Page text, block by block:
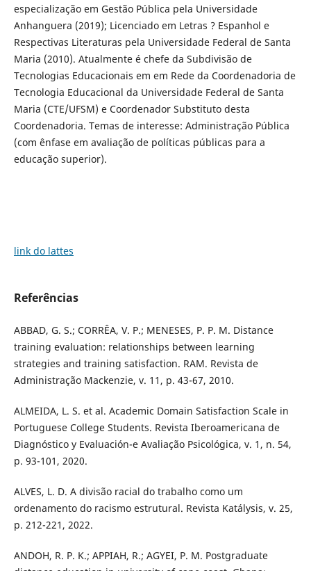
especialização em Gestão Pública pela Universidade
Anhanguera (2019); Licenciado em Letras ? Espanhol e
Respectivas Literaturas pela Universidade Federal de Santa
Maria (2010). Atualmente é chefe da Subdivisão de
Tecnologias Educacionais em em Rede da Coordenadoria de
Tecnologia Educacional da Universidade Federal de Santa
Maria (CTE/UFSM) e Coordenador Substituto desta
Coordenadoria. Temas de interesse: Administração Pública
(com ênfase em avaliação de políticas públicas para a
educação superior).
link do lattes
Referências
ABBAD, G. S.; CORRÊA, V. P.; MENESES, P. P. M. Distance
training evaluation: relationships between learning
strategies and training satisfaction. RAM. Revista de
Administração Mackenzie, v. 11, p. 43-67, 2010.
ALMEIDA, L. S. et al. Academic Domain Satisfaction Scale in
Portuguese College Students. Revista Iberoamericana de
Diagnóstico y Evaluación-e Avaliação Psicológica, v. 1, n. 54,
p. 93-101, 2020.
ALVES, L. D. A divisão racial do trabalho como um
ordenamento do racismo estrutural. Revista Katálysis, v. 25,
p. 212-221, 2022.
ANDOH, R. P. K.; APPIAH, R.; AGYEI, P. M. Postgraduate